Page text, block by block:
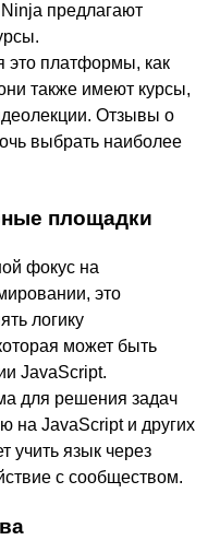
предлагают
это платформы, как
также имеют курсы,
Отзывы о
выбрать наиболее
площадки
фокус на
это
логику
может быть
JavaScript.
для решения задач
на JavaScript и других
учить язык через
с сообществом.